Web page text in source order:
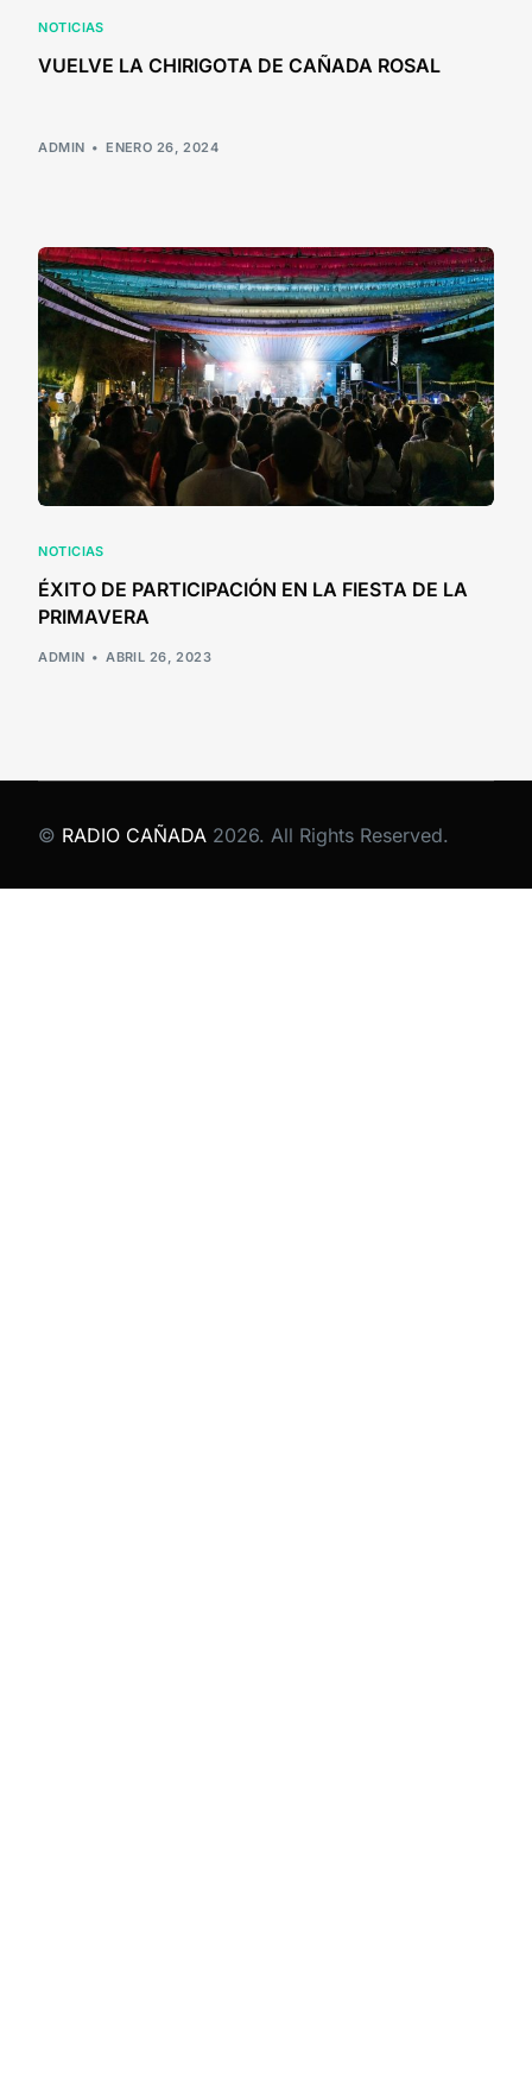
NOTICIAS
VUELVE LA CHIRIGOTA DE CAÑADA ROSAL
ADMIN ENERO 26, 2024
NOTICIAS
ÉXITO DE PARTICIPACIÓN EN LA FIESTA DE LA
PRIMAVERA
ADMIN ABRIL 26, 2023
© RADIO CAÑADA 2026. All Rights Reserved.